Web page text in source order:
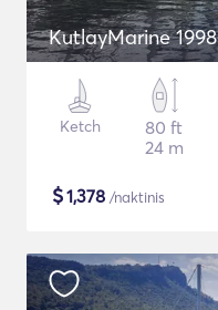
KutlayMarine 1998
Ketch
80 ft
24 m
$1,378 /naktinis